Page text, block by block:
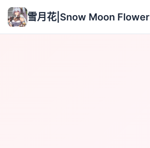
雪月花|Snow Moon Flower